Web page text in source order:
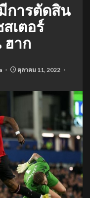
การตัดสิน
เตอร์
ฮาก
ตุลาคม 11, 2022